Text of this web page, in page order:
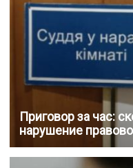
Приговор за час:
нарушение